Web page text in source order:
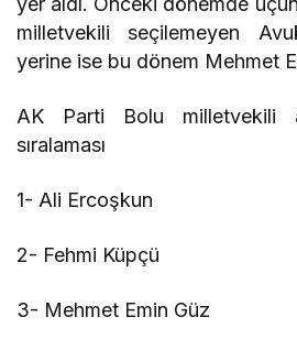
milletvekili seçilemeyen
yerine ise bu dönem Mehmet
AK Parti Bolu milletvekili
sıralaması
1- Ali Ercoşkun
2- Fehmi Küpçü
3- Mehmet Emin Güz